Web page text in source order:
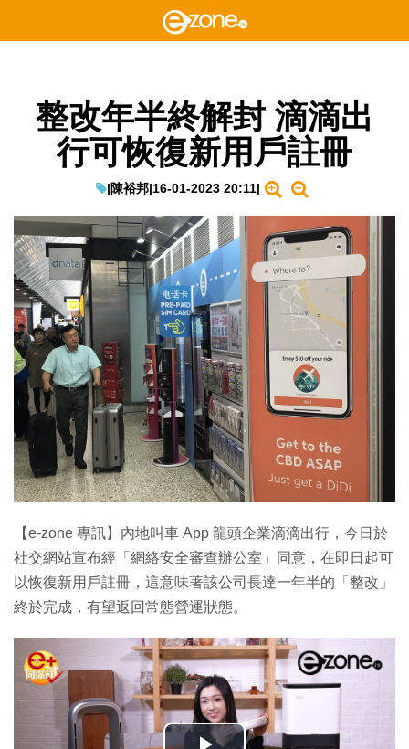
整改年半終解封 滴滴出
行可恢復新用戶註冊
|陳裕邦|16-01-2023 20:11|
【e-zone 專訊】內地叫車 App 龍頭企業滴滴出行，今日於
社交網站宣布經「網絡安全審查辦公室」同意，在即日起可
以恢復新用戶註冊，這意味著該公司長達一年半的「整改」
終於完成，有望返回常態營運狀態。